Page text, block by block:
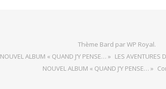
Thème Bard parWP Royal.
NOUVEL ALBUM « QUAND J’Y PENSE… » LES AVENTURES
NOUVEL ALBUM « QUAND J’Y PENSE… »